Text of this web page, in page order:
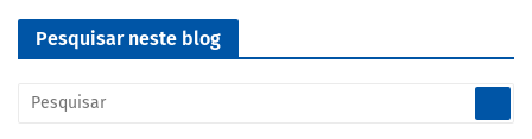
Pesquisar neste blog